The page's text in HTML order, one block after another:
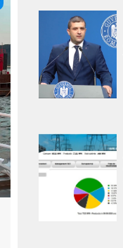
Adaugă
aici textul
pentru
subtitlu
Adaugă
aici textul
pentru
subtitlu